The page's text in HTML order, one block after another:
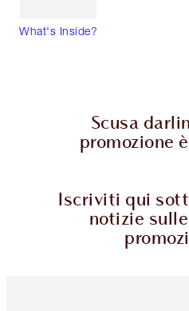
What's Inside?
Scusa
promozione
Iscriviti qui
notizie